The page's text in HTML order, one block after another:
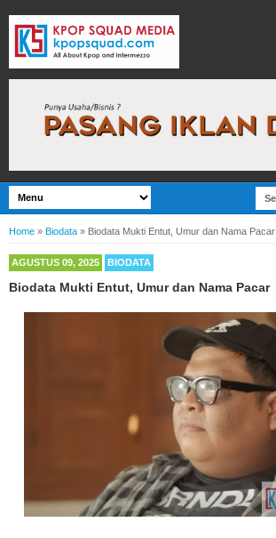
Home » Biodata » Biodata Mukti Entut, Umur dan Nama Pacar
AGUSTUS 09, 2025 BIODATA
Biodata Mukti Entut, Umur dan Nama Pacar